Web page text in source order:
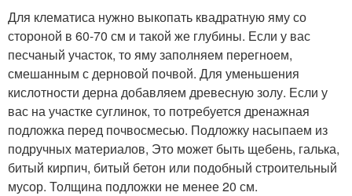
Для клематиса нужно выкопать квадратную яму со
стороной в 60-70 см и такой же глубины. Если у вас
песчаный участок, то яму заполняем перегноем,
смешанным с дерновой почвой. Для уменьшения
кислотности дерна добавляем древесную золу. Если у
вас на участке суглинок, то потребуется дренажная
подложка перед почвосмесью. Подложку насыпаем из
подручных материалов, Это может быть щебень, галька,
битый кирпич, битый бетон или подобный строительный
мусор. Толщина подложки не менее 20 см.